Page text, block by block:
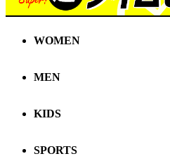
WOMEN
MEN
KIDS
SPORTS